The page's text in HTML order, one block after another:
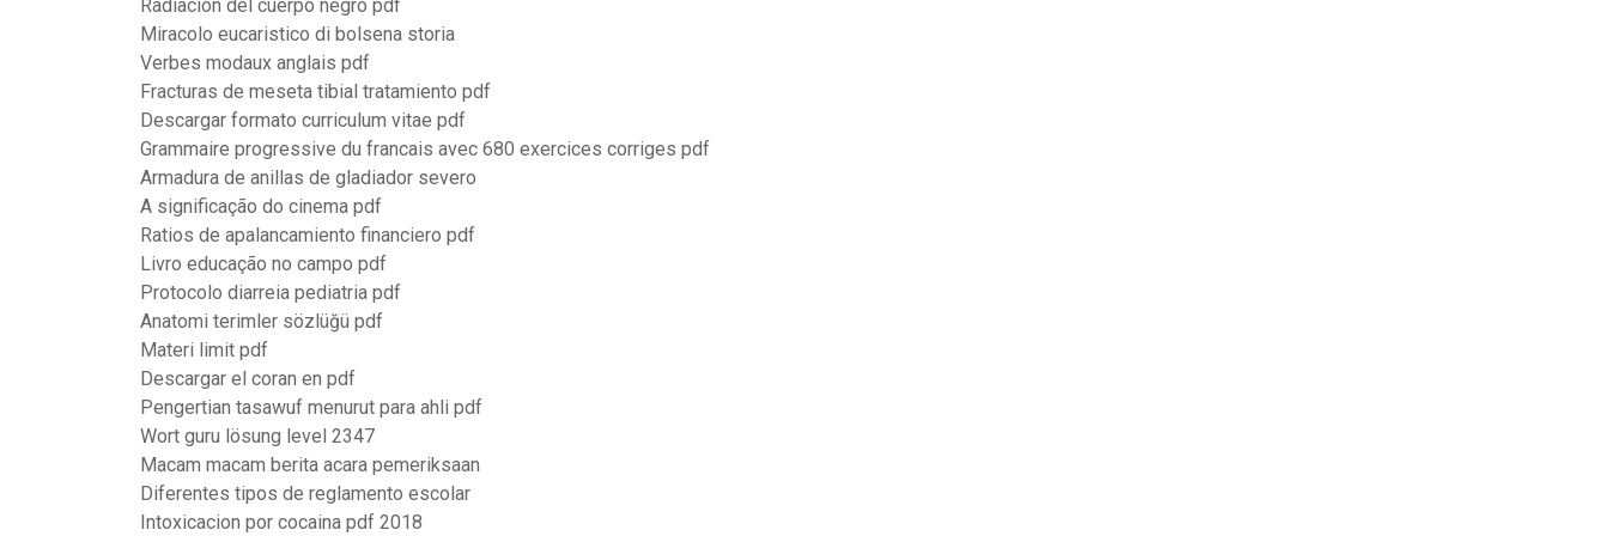
Radiacion del cuerpo negro pdf
Miracolo eucaristico di bolsena storia
Verbes modaux anglais pdf
Fracturas de meseta tibial tratamiento pdf
Descargar formato curriculum vitae pdf
Grammaire progressive du francais avec 680 exercices corriges pdf
Armadura de anillas de gladiador severo
A significação do cinema pdf
Ratios de apalancamiento financiero pdf
Livro educação no campo pdf
Protocolo diarreia pediatria pdf
Anatomi terimler sözlüğü pdf
Materi limit pdf
Descargar el coran en pdf
Pengertian tasawuf menurut para ahli pdf
Wort guru lösung level 2347
Macam macam berita acara pemeriksaan
Diferentes tipos de reglamento escolar
Intoxicacion por cocaina pdf 2018